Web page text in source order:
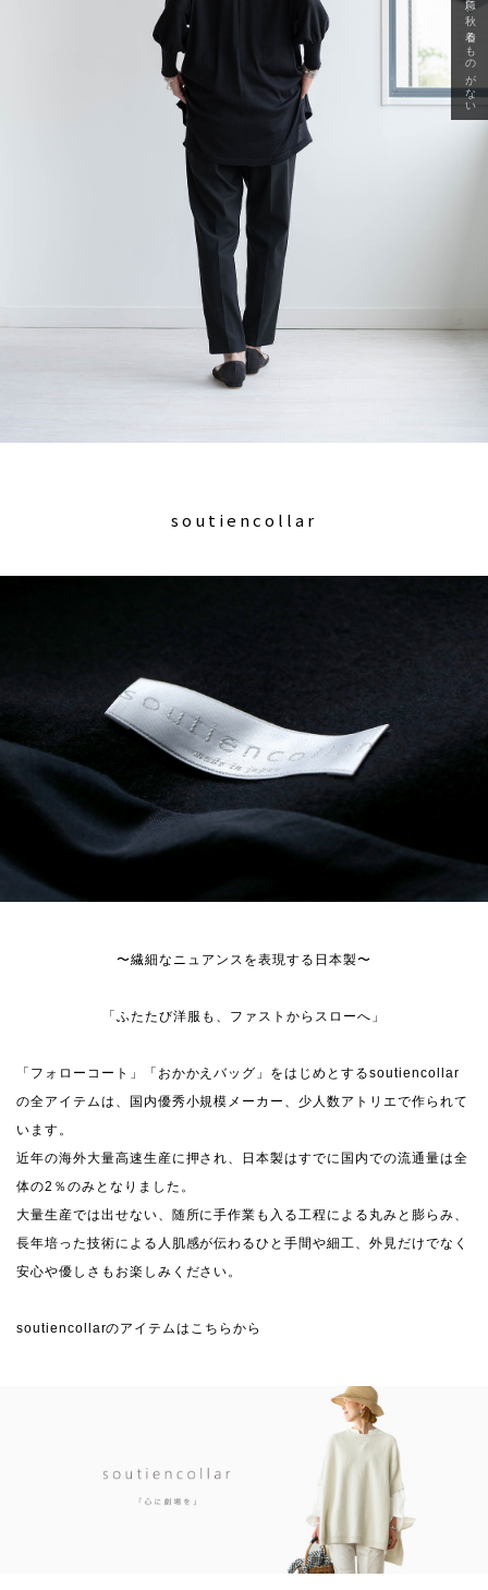
soutiencollar
〜繊細なニュアンスを表現する日本製〜
「ふたたび洋服も、ファストからスローへ」
「フォローコート」「おかかえバッグ」をはじめとするsoutiencollar
の全アイテムは、国内優秀小規模メーカー、少人数アトリエで作られて
います。
近年の海外大量高速生産に押され、日本製はすでに国内での流通量は全
体の2％のみとなりました。
大量生産では出せない、随所に手作業も入る工程による丸みと膨らみ、
長年培った技術による人肌感が伝わるひと手間や細工、外見だけでなく
安心や優しさもお楽しみください。
soutiencollarのアイテムはこちらから
急に秋、着るものがない